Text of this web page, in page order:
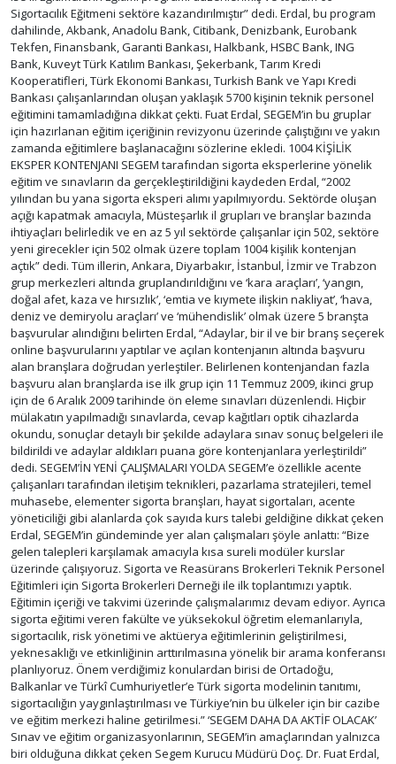
Sigortacılık Eğitmeni sektöre kazandırılmıştır” dedi. Erdal, bu program
dahilinde, Akbank, Anadolu Bank, Citibank, Denizbank, Eurobank
Tekfen, Finansbank, Garanti Bankası, Halkbank, HSBC Bank, ING
Bank, Kuveyt Türk Katılım Bankası, Şekerbank, Tarım Kredi
Kooperatifleri, Türk Ekonomi Bankası, Turkish Bank ve Yapı Kredi
Bankası çalışanlarından oluşan yaklaşık 5700 kişinin teknik personel
eğitimini tamamladığına dikkat çekti. Fuat Erdal, SEGEM’in bu gruplar
için hazırlanan eğitim içeriğinin revizyonu üzerinde çalıştığını ve yakın
zamanda eğitimlere başlanacağını sözlerine ekledi. 1004 KİŞİLİK
EKSPER KONTENJANI SEGEM tarafından sigorta eksperlerine yönelik
eğitim ve sınavların da gerçekleştirildiğini kaydeden Erdal, “2002
yılından bu yana sigorta eksperi alımı yapılmıyordu. Sektörde oluşan
açığı kapatmak amacıyla, Müsteşarlık il grupları ve branşlar bazında
ihtiyaçları belirledik ve en az 5 yıl sektörde çalışanlar için 502, sektöre
yeni girecekler için 502 olmak üzere toplam 1004 kişilik kontenjan
açtık” dedi. Tüm illerin, Ankara, Diyarbakır, İstanbul, İzmir ve Trabzon
grup merkezleri altında gruplandırıldığını ve ‘kara araçları’, ‘yangın,
doğal afet, kaza ve hırsızlık’, ‘emtia ve kıymete ilişkin nakliyat’, ‘hava,
deniz ve demiryolu araçları’ ve ‘mühendislik’ olmak üzere 5 branşta
başvurular alındığını belirten Erdal, “Adaylar, bir il ve bir branş seçerek
online başvurularını yaptılar ve açılan kontenjanın altında başvuru
alan branşlara doğrudan yerleştiler. Belirlenen kontenjandan fazla
başvuru alan branşlarda ise ilk grup için 11 Temmuz 2009, ikinci grup
için de 6 Aralık 2009 tarihinde ön eleme sınavları düzenlendi. Hiçbir
mülakatın yapılmadığı sınavlarda, cevap kağıtları optik cihazlarda
okundu, sonuçlar detaylı bir şekilde adaylara sınav sonuç belgeleri ile
bildirildi ve adaylar aldıkları puana göre kontenjanlara yerleştirildi”
dedi. SEGEM’İN YENİ ÇALIŞMALARI YOLDA SEGEM’e özellikle acente
çalışanları tarafından iletişim teknikleri, pazarlama stratejileri, temel
muhasebe, elementer sigorta branşları, hayat sigortaları, acente
yöneticiliği gibi alanlarda çok sayıda kurs talebi geldiğine dikkat çeken
Erdal, SEGEM’in gündeminde yer alan çalışmaları şöyle anlattı: “Bize
gelen talepleri karşılamak amacıyla kısa sureli modüler kurslar
üzerinde çalışıyoruz. Sigorta ve Reasürans Brokerleri Teknik Personel
Eğitimleri için Sigorta Brokerleri Derneği ile ilk toplantımızı yaptık.
Eğitimin içeriği ve takvimi üzerinde çalışmalarımız devam ediyor. Ayrıca
sigorta eğitimi veren fakülte ve yüksekokul öğretim elemanlarıyla,
sigortacılık, risk yönetimi ve aktüerya eğitimlerinin geliştirilmesi,
yeknesaklığı ve etkinliğinin arttırılmasına yönelik bir arama konferansı
planlıyoruz. Önem verdiğimiz konulardan birisi de Ortadoğu,
Balkanlar ve Türkî Cumhuriyetler’e Türk sigorta modelinin tanıtımı,
sigortacılığın yaygınlaştırılması ve Türkiye’nin bu ülkeler için bir cazibe
ve eğitim merkezi haline getirilmesi.” ‘SEGEM DAHA DA AKTİF OLACAK’
Sınav ve eğitim organizasyonlarının, SEGEM’in amaçlarından yalnızca
biri olduğuna dikkat çeken Segem Kurucu Müdürü Doç. Dr. Fuat Erdal,